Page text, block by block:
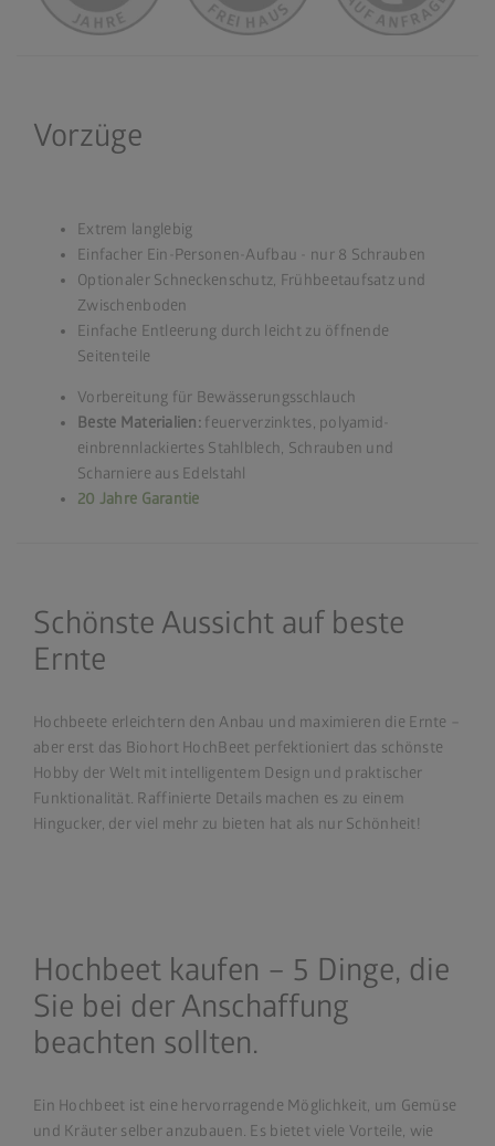
Vorzüge
Extrem langlebig
Einfacher Ein-Personen-Aufbau - nur 8 Schrauben
Optionaler Schneckenschutz, Frühbeetaufsatz und
Zwischenboden
Einfache Entleerung durch leicht zu öffnende
Seitenteile
Vorbereitung für Bewässerungsschlauch
Beste Materialien: feuerverzinktes, polyamid-
einbrennlackiertes Stahlblech, Schrauben und
Scharniere aus Edelstahl
20 Jahre Garantie
Schönste Aussicht auf beste
Ernte
Hochbeete erleichtern den Anbau und maximieren die Ernte –
aber erst das Biohort HochBeet perfektioniert das schönste
Hobby der Welt mit intelligentem Design und praktischer
Funktionalität. Raffinierte Details machen es zu einem
Hingucker, der viel mehr zu bieten hat als nur Schönheit!
Hochbeet kaufen – 5 Dinge, die
Sie bei der Anschaffung
beachten sollten.
Ein Hochbeet ist eine hervorragende Möglichkeit, um Gemüse
und Kräuter selber anzubauen. Es bietet viele Vorteile, wie